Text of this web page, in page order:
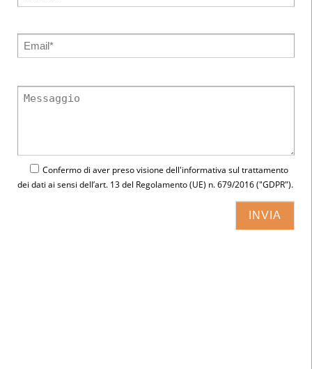
Confermo di aver preso visione dell'informativa sul trattamento
dei dati ai sensi dell’art. 13 del Regolamento (UE) n. 679/2016 ("GDPR").